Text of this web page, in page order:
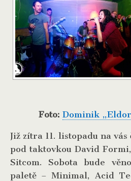
Foto: Dominik
Již zítra 11. listopadu na
pod taktovkou David
Sitcom. Sobota bude
paletě – Minimal, Acid